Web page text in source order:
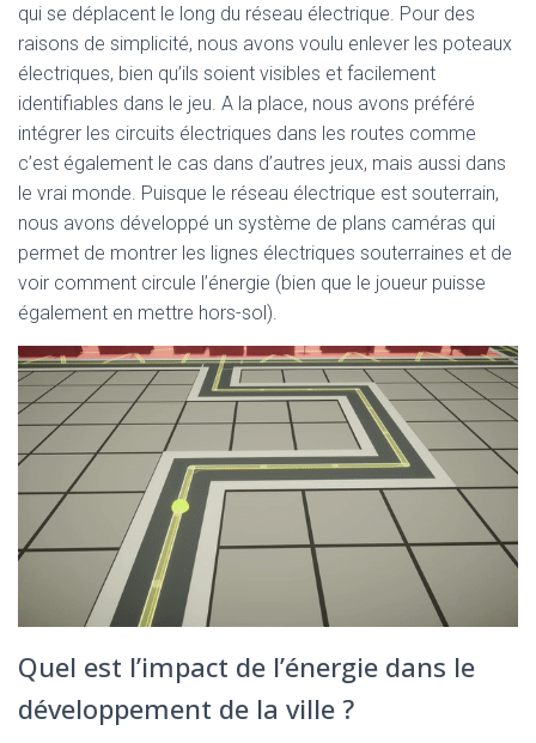
qui se déplacent le long du réseau électrique. Pour des
raisons de simplicité, nous avons voulu enlever les poteaux
électriques, bien qu’ils soient visibles et facilement
identifiables dans le jeu. A la place, nous avons préféré
intégrer les circuits électriques dans les routes comme
c’est également le cas dans d’autres jeux, mais aussi dans
le vrai monde. Puisque le réseau électrique est souterrain,
nous avons développé un système de plans caméras qui
permet de montrer les lignes électriques souterraines et de
voir comment circule l’énergie (bien que le joueur puisse
également en mettre hors-sol).
Quel est l’impact de l’énergie dans le
développement de la ville ?